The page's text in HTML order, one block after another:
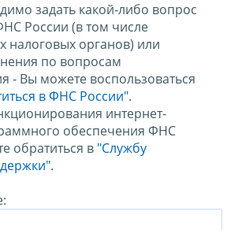
задать какой-либо вопрос
России (в том числе
налоговых органов) или
по вопросам
- Вы можете воспользоваться
в ФНС России".
интернет-
обеспечения ФНС
обратиться в "Службу